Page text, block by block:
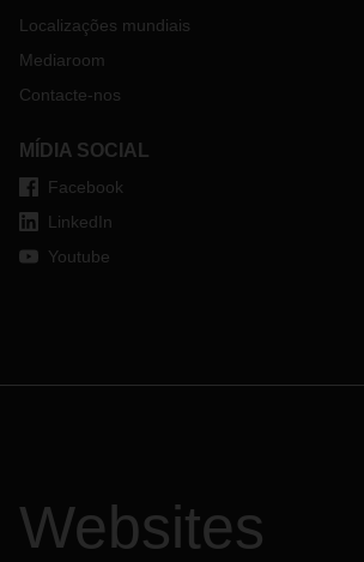
Localizações mundiais
Mediaroom
Contacte-nos
MÍDIA SOCIAL
Facebook
LinkedIn
Youtube
Websites